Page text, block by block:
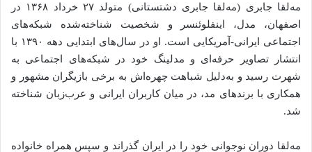
مه‌لقا جابری
(مه‌لقا جابری دشتستانی) متولد ۲۷ خرداد ۱۳۶۸ در
اصفهان، مدل، اینفلوئنسر و شخصیت شناخته‌شده شبکه‌های
اجتماعی ایرانی-آمریکایی است. او در سال‌های ابتدایی دهه ۱۳۹۰ با
انتشار تصاویر حرفه‌ای و مدلینگ خود در شبکه‌های اجتماعی به
شهرت رسید و به‌دلیل شباهت چهره‌اش به برخی بازیگران مشهور و
همکاری با برندهای مد، در میان کاربران ایرانی و عرب‌زبان شناخته
شد.
مه‌لقا دوران نوجوانی خود را در ایران گذراند و سپس همراه خانواده